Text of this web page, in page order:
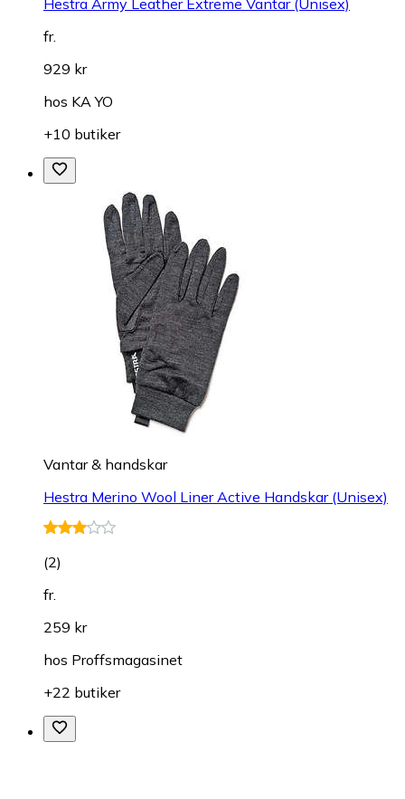
fr.
929 kr
hos KA YO
+10 butiker
Vantar & handskar
Hestra Merino Wool Liner Active Handskar (Unisex)
(2)
fr.
259 kr
hos Proffsmagasinet
+22 butiker